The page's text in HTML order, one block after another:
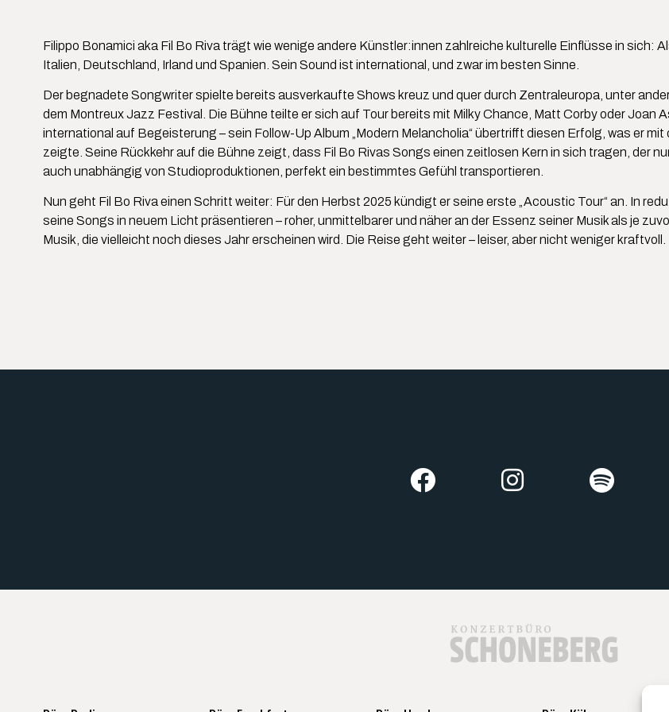
Filippo Bonamici aka Fil Bo Riva trägt wie wenige andere Künstler:innen zahlreiche kulturelle Einflüsse in sich:
Italien, Deutschland, Irland und Spanien. Sein Sound ist international, und zwar im besten Sinne.
Der begnadete Songwriter spielte bereits ausverkaufte Shows kreuz und quer durch Zentraleuropa, unter
dem Montreux Jazz Festival. Die Bühne teilte er sich auf Tour bereits mit Milky Chance, Matt Corby oder Joan
international auf Begeisterung – sein Follow-Up Album „Modern Melancholia“ übertrifft diesen Erfolg, was er
zeigte. Seine Rückkehr auf die Bühne zeigt, dass Fil Bo Rivas Songs einen zeitlosen Kern in sich tragen, der
auch unabhängig von Studioproduktionen, perfekt ein bestimmtes Gefühl transportieren.
Nun geht Fil Bo Riva einen Schritt weiter: Für den Herbst 2025 kündigt er seine erste „Acoustic Tour“ an. In
seine Songs in neuem Licht präsentieren – roher, unmittelbarer und näher an der Essenz seiner Musik als je
Musik, die vielleicht noch dieses Jahr erscheinen wird. Die Reise geht weiter – leiser, aber nicht weniger kraftvoll.